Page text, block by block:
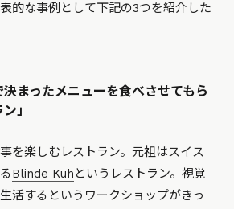
的な事例として下記の3つを紹介した
まったメニューを食べさせてもら
」
を楽しむレストラン。元祖はスイス
Blinde Kuh というレストラン。視覚
活するというワークショップがきっ